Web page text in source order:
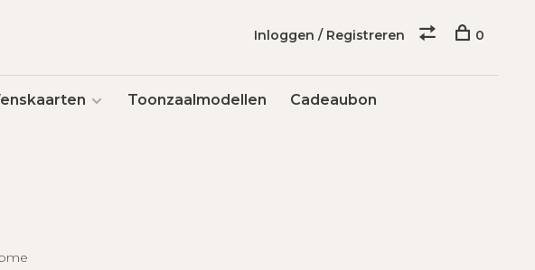
Toonzaalmodellen Cadeaubon
Inloggen / Registreren 0